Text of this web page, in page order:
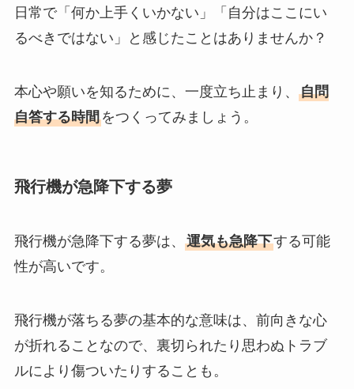
日常で「何か上手くいかない」「自分はここにい
るべきではない」と感じたことはありませんか？
本心や願いを知るために、一度立ち止まり、 自問
自答する時間をつくってみましょう。
飛行機が急降下する夢
飛行機が急降下する夢は、 運気も急降下する可能
性が高いです。
飛行機が落ちる夢の基本的な意味は、前向きな心
が折れることなので、裏切られたり思わぬトラブ
ルにより傷ついたりすることも。